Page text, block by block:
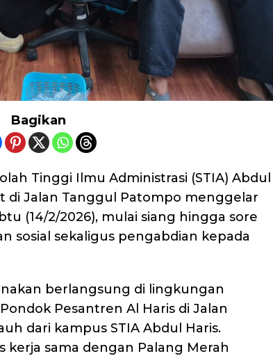
Bagikan
Tinggi Ilmu Administrasi (STIA) Abdul
di Jalan Tanggul Patompo menggelar
(14/2/2026), mulai siang hingga sore
sosial sekaligus pengabdian kepada
berlangsung di lingkungan
Pesantren Al Haris di Jalan
dari kampus STIA Abdul Haris.
kerja sama dengan Palang Merah